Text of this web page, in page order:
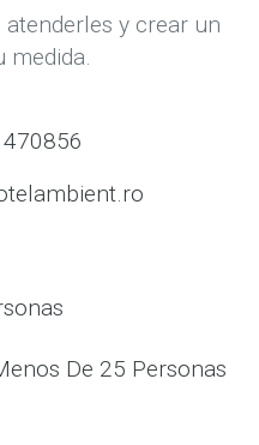
y crear un
medida.
De 25 Personas